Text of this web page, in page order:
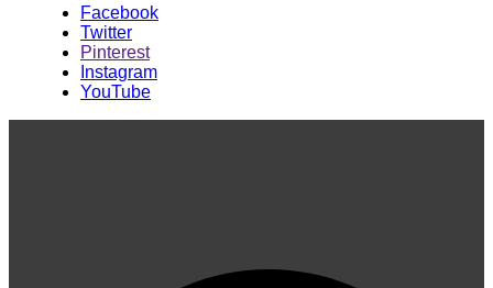
Facebook
Twitter
Pinterest
Instagram
YouTube